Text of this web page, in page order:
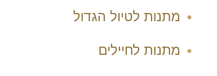
מתנות לטיול הגדול
מתנות לחיילים